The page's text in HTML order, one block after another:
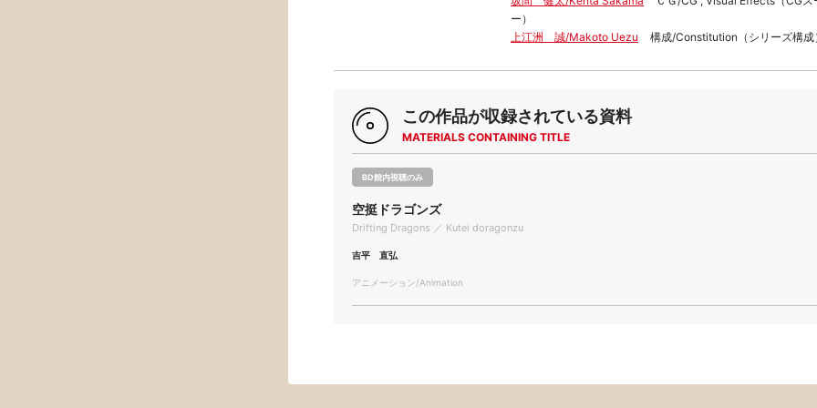
ー）
上江洲 誠/Makoto Uezu
構成/Constitution（シリーズ構成
この作品が収録されている資料
MATERIALS CONTAINING TITLE
BD館内視聴のみ
空挺ドラゴンズ
Drifting Dragons ／ Kutei doragonzu
吉平 直弘
アニメーション/Animation